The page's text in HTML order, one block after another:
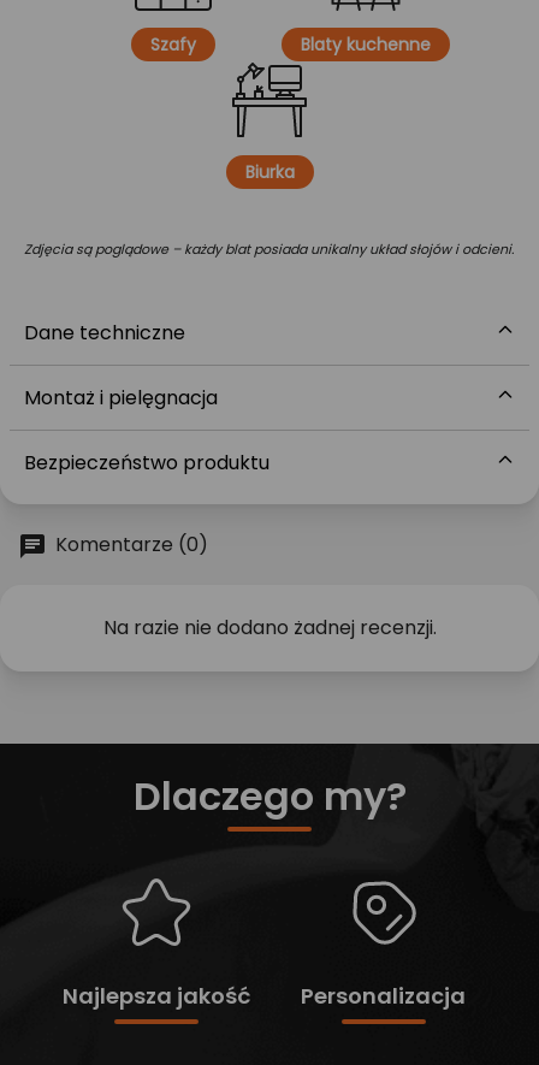
Szafy Blaty kuchenne
Biurka
Zdjęcia są poglądowe – każdy blat posiada unikalny układ słojów i odcieni.
Dane techniczne
Montaż i pielęgnacja
Bezpieczeństwo produktu
Komentarze (0)
Na razie nie dodano żadnej recenzji.
Dlaczego my?
Najlepsza jakość Personalizacja